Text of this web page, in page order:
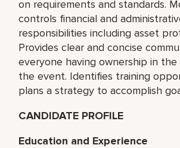
on requirements and standards.
controls financial and
responsibilities including asset
Provides clear and concise
everyone having ownership in
the event. Identifies training
plans a strategy to accomplish
CANDIDATE PROFILE
Education and Experience